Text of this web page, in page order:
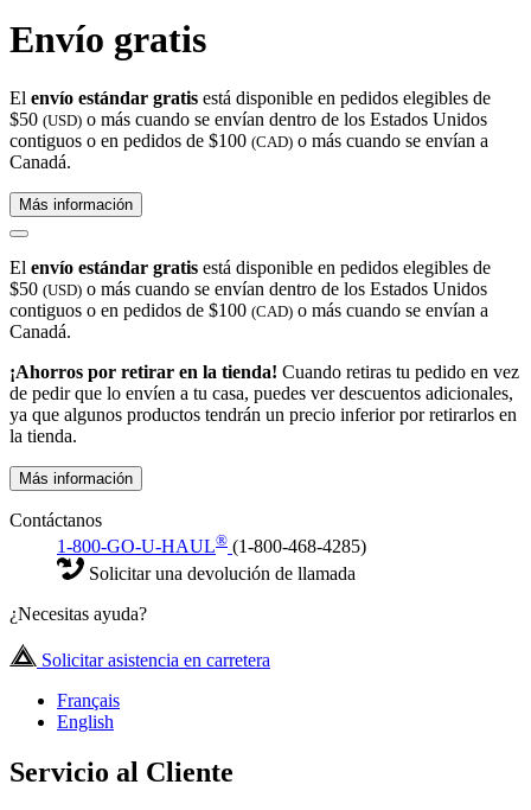
Envío gratis
El envío estándar gratis está disponible en pedidos elegibles de
$50 (USD) o más cuando se envían dentro de los Estados Unidos
contiguos o en pedidos de $100 (CAD) o más cuando se envían a
Canadá.
Más información
El envío estándar gratis está disponible en pedidos elegibles de
$50 (USD) o más cuando se envían dentro de los Estados Unidos
contiguos o en pedidos de $100 (CAD) o más cuando se envían a
Canadá.
¡Ahorros por retirar en la tienda! Cuando retiras tu pedido en vez
de pedir que lo envíen a tu casa, puedes ver descuentos adicionales,
ya que algunos productos tendrán un precio inferior por retirarlos en
la tienda.
Más información
Contáctanos
1-800-GO-U-HAUL® (1-800-468-4285)
Solicitar una devolución de llamada
¿Necesitas ayuda?
Solicitar asistencia en carretera
Français
English
Servicio al Cliente